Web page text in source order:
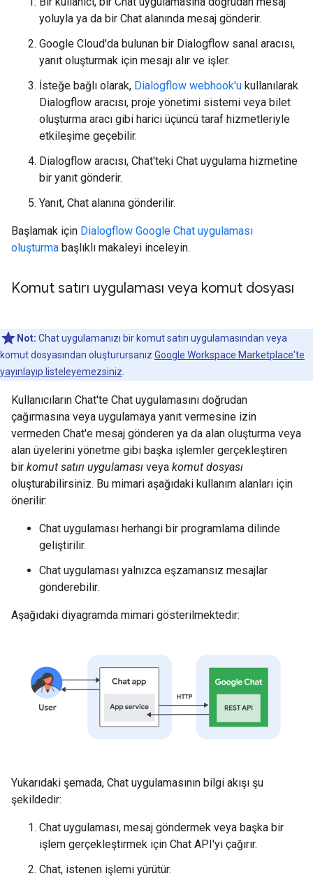
yoluyla ya da bir Chat alanında mesaj gönderir.
Google Cloud'da bulunan bir Dialogflow sanal aracısı,
yanıt oluşturmak için mesajı alır ve işler.
İsteğe bağlı olarak, Dialogflow webhook'u kullanılarak
Dialogflow aracısı, proje yönetimi sistemi veya bilet
oluşturma aracı gibi harici üçüncü taraf hizmetleriyle
etkileşime geçebilir.
Dialogflow aracısı, Chat'teki Chat uygulama hizmetine
bir yanıt gönderir.
Yanıt, Chat alanına gönderilir.
Başlamak için Dialogflow Google Chat uygulaması
oluşturma başlıklı makaleyi inceleyin.
Komut satırı uygulaması veya komut dosyası
Not: Chat uygulamanızı bir komut satırı uygulamasından veya
komut dosyasından oluşturursanız Google Workspace Marketplace'te
yayınlayıp listeleyemezsiniz.
Kullanıcıların Chat'te Chat uygulamasını doğrudan
çağırmasına veya uygulamaya yanıt vermesine izin
vermeden Chat'e mesaj gönderen ya da alan oluşturma veya
alan üyelerini yönetme gibi başka işlemler gerçekleştiren
bir komut satırı uygulaması veya komut dosyası
oluşturabilirsiniz. Bu mimari aşağıdaki kullanım alanları için
önerilir:
Chat uygulaması herhangi bir programlama dilinde
geliştirilir.
Chat uygulaması yalnızca eşzamansız mesajlar
gönderebilir.
Aşağıdaki diyagramda mimari gösterilmektedir:
Yukarıdaki şemada, Chat uygulamasının bilgi akışı şu
şekildedir:
Chat uygulaması, mesaj göndermek veya başka bir
işlem gerçekleştirmek için Chat API'yi çağırır.
Chat, istenen işlemi yürütür.